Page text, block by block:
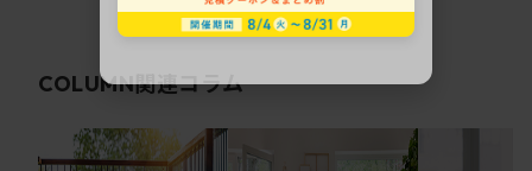
COLUMN関連コラム